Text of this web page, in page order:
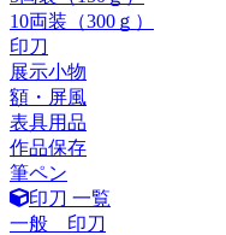
10両装（300ｇ）
印刀
展示小物
額・屏風
表具用品
作品保存
筆ペン
印刀 一覧
一般 印刀